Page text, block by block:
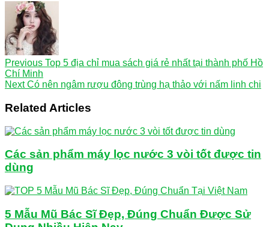
Previous Top 5 địa chỉ mua sách giá rẻ nhất tại thành phố Hồ
Chí Minh
NextCó nên ngâm rượu đông trùng hạ thảo với nấm linh chi
Related Articles
Các sản phẩm máy lọc nước 3 vòi tốt được tin
dùng
5 Mẫu Mũ Bác Sĩ Đẹp, Đúng Chuẩn Được Sử